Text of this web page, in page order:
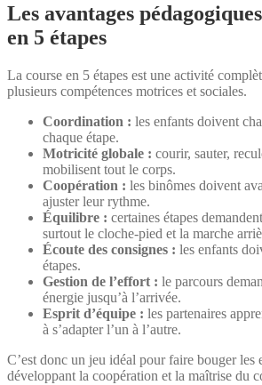
Les avantages
en 5 étapes
La course en 5 étapes est une activité
plusieurs compétences motrices et sociales.
Coordination : les enfants doivent
chaque étape.
Motricité globale : courir, sauter,
mobilisent tout le corps.
Coopération : les binômes doivent
ajuster leur rythme.
Équilibre : certaines étapes
surtout le cloche-pied et la marche
Écoute des consignes : les enfants
étapes.
Gestion de l’effort : le parcours
énergie jusqu’à l’arrivée.
Esprit d’équipe : les partenaires
à s’adapter l’un à l’autre.
C’est donc un jeu idéal pour faire bouger les
développant la coopération et la maîtrise du